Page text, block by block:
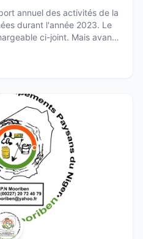
annuel des activités de la
durant l'année 2023. Le
ci-joint. Mais avant,